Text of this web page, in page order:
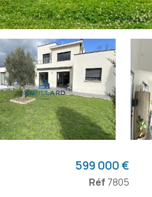
599 000 €
Réf 7805